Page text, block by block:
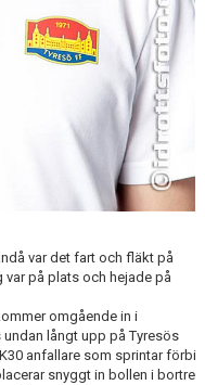
var det fart och fläkt på
var på plats och hejade på
omgående in i
långt upp på Tyresös
anfallare som sprintar förbi
snyggt in bollen i bortre